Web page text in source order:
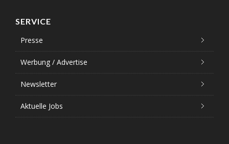
SERVICE
Presse
Werbung / Advertise
Newsletter
Aktuelle Jobs